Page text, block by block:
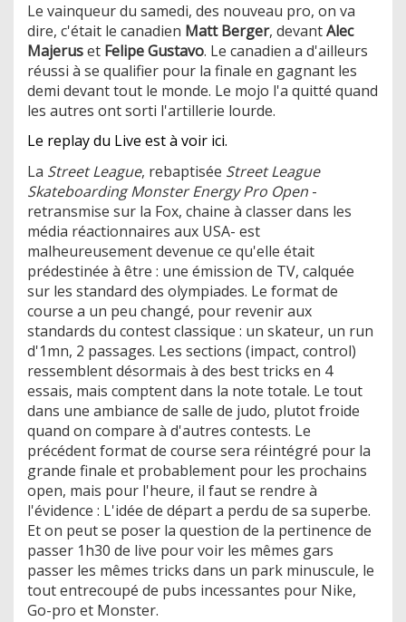
Le vainqueur du samedi, des nouveau pro, on va
dire, c'était le canadien Matt Berger, devantAlec
Majeruset Felipe Gustavo. Le canadien a d'ailleurs
réussi à se qualifier pour la finale en gagnant les
demi devant tout le monde. Le mojo l'a quitté quand
les autres ont sorti l'artillerie lourde.
Le replay du Live est à voir ici.
La Street League, rebaptisée Street League
Skateboarding Monster Energy Pro Open -
retransmise sur la Fox, chaine à classer dans les
média réactionnaires aux USA- est
malheureusement devenue ce qu'elle était
prédestinée à être : une émission de TV, calquée
sur les standard des olympiades. Le format de
course a un peu changé, pour revenir aux
standards du contest classique : un skateur, un run
d'1mn, 2 passages. Les sections (impact, control)
ressemblent désormais à des best tricks en 4
essais, mais comptent dans la note totale. Le tout
dans une ambiance de salle de judo, plutot froide
quand on compare à d'autres contests. Le
précédent format de course sera réintégré pour la
grande finale et probablement pour les prochains
open, mais pour l'heure, il faut se rendre à
l'évidence : L'idée de départ a perdu de sa superbe.
Et on peut se poser la question de la pertinence de
passer 1h30 de live pour voir les mêmes gars
passer les mêmes tricks dans un park minuscule, le
tout entrecoupé de pubs incessantes pour Nike,
Go-pro et Monster.